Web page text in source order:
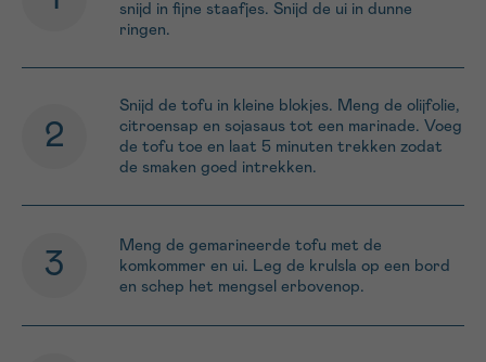
snijd in fijne staafjes. Snijd de ui in dunne
ringen.
Snijd de tofu in kleine blokjes. Meng de olijfolie,
citroensap en sojasaus tot een marinade. Voeg
de tofu toe en laat 5 minuten trekken zodat
de smaken goed intrekken.
Meng de gemarineerde tofu met de
komkommer en ui. Leg de krulsla op een bord
en schep het mengsel erbovenop.